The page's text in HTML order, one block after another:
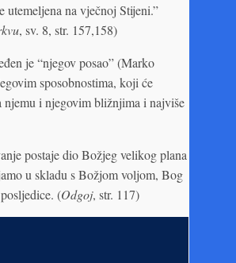
na vječnoj Stijeni.”
, sv. 8, str. 157,158)
je “njegov posao” (Marko
sposobnostima, koji će
njemu i njegovim bližnjima i najviše
postaje dio Božjeg velikog plana
u skladu s Božjom voljom, Bog
(Odgoj, str. 117)